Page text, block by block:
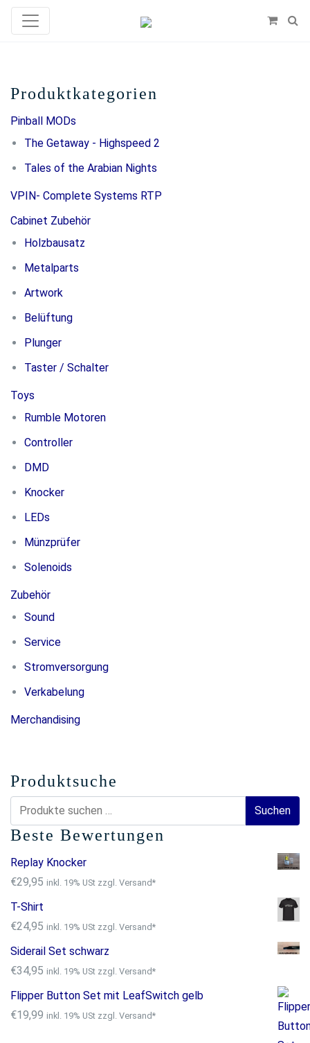
Produktkategorien
Pinball MODs
The Getaway - Highspeed 2
Tales of the Arabian Nights
VPIN- Complete Systems RTP
Cabinet Zubehör
Holzbausatz
Metalparts
Artwork
Belüftung
Plunger
Taster / Schalter
Toys
Rumble Motoren
Controller
DMD
Knocker
LEDs
Münzprüfer
Solenoids
Zubehör
Sound
Service
Stromversorgung
Verkabelung
Merchandising
Produktsuche
Suchen
nach:
Suchen
Beste Bewertungen
Replay Knocker
€29,95 inkl. 19% USt zzgl. Versand*
T-Shirt
€24,95 inkl. 19% USt zzgl. Versand*
Siderail Set schwarz
€34,95 inkl. 19% USt zzgl. Versand*
Flipper Button Set mit LeafSwitch gelb
€19,99 inkl. 19% USt zzgl. Versand*